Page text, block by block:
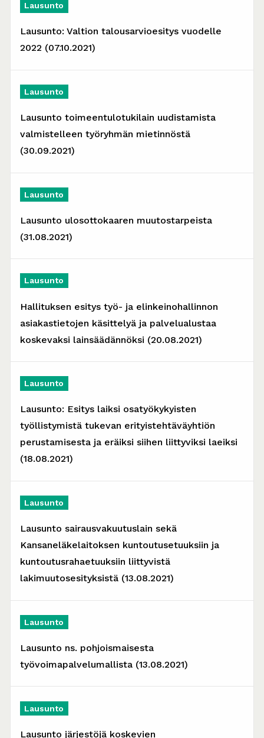
Lausunto
Lausunto: Valtion talousarvioesitys vuodelle
2022 (07.10.2021)
Lausunto
Lausunto toimeentulotukilain uudistamista
valmistelleen työryhmän mietinnöstä
(30.09.2021)
Lausunto
Lausunto ulosottokaaren muutostarpeista
(31.08.2021)
Lausunto
Hallituksen esitys työ- ja elinkeinohallinnon
asiakastietojen käsittelyä ja palvelualustaa
koskevaksi lainsäädännöksi (20.08.2021)
Lausunto
Lausunto: Esitys laiksi osatyökykyisten
työllistymistä tukevan erityistehtäväyhtiön
perustamisesta ja eräiksi siihen liittyviksi laeiksi
(18.08.2021)
Lausunto
Lausunto sairausvakuutuslain sekä
Kansaneläkelaitoksen kuntoutusetuuksiin ja
kuntoutusrahaetuuksiin liittyvistä
lakimuutosesityksistä (13.08.2021)
Lausunto
Lausunto ns. pohjoismaisesta
työvoimapalvelumallista (13.08.2021)
Lausunto
Lausunto järjestöjä koskevien